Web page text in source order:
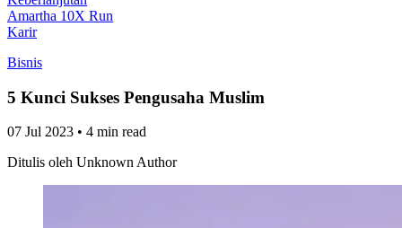
Amartha 10X Run
Karir
Bisnis
5 Kunci Sukses Pengusaha Muslim
07 Jul 2023 • 4 min read
Ditulis oleh Unknown Author